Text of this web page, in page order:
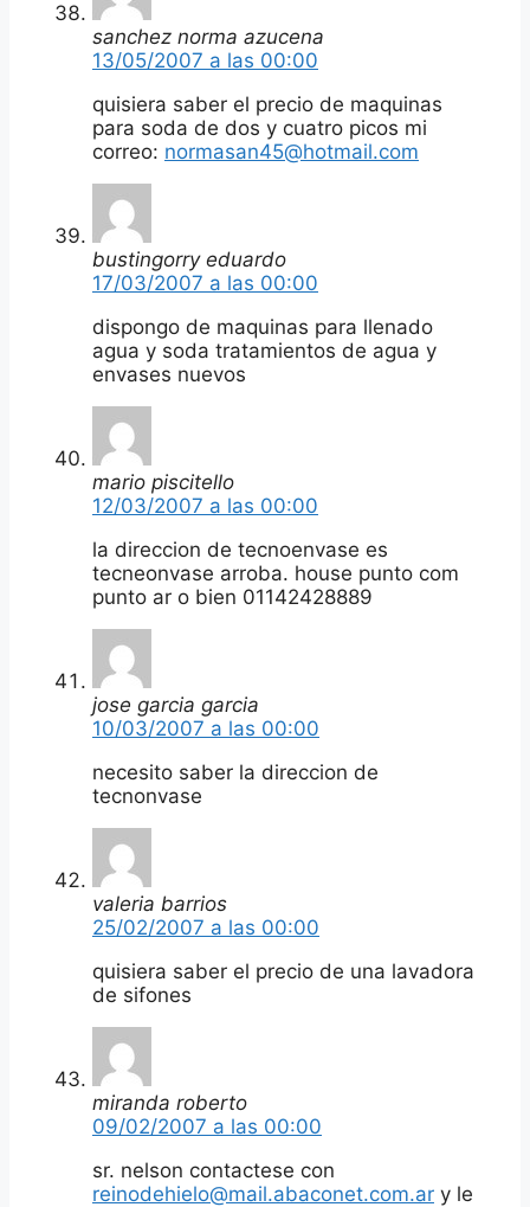
sanchez norma azucena
13/05/2007 a las 00:00
quisiera saber el precio de maquinas
para soda de dos y cuatro picos mi
correo: normasan45@hotmail.com
bustingorry eduardo
17/03/2007 a las 00:00
dispongo de maquinas para llenado
agua y soda tratamientos de agua y
envases nuevos
mario piscitello
12/03/2007 a las 00:00
la direccion de tecnoenvase es
tecneonvase arroba. house punto com
punto ar o bien 01142428889
jose garcia garcia
10/03/2007 a las 00:00
necesito saber la direccion de
tecnonvase
valeria barrios
25/02/2007 a las 00:00
quisiera saber el precio de una lavadora
de sifones
miranda roberto
09/02/2007 a las 00:00
sr. nelson contactese con
reinodehielo@mail.abaconet.com.ar y le